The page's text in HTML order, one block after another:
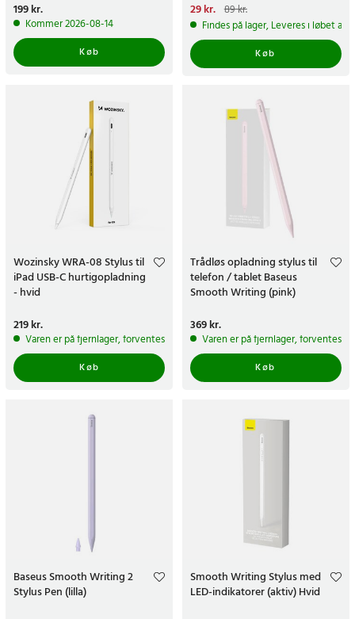
Pris:199 kr.
199 kr.
Kommer 2026-08-14
Køb
Nuværende pris
pris:89 kr.
29 kr. 89 kr.
Findes på lager, Leveres i løbet af
Køb
Wozinsky WRA-08 Stylus til
iPad USB-C hurtigopladning
- hvid
Pris:219 kr.
219 kr.
Varen er på fjernlager, forventes at blive sendt inden for 5-7 hverdage
Køb
Trådløs opladning stylus til
telefon / tablet Baseus
Smooth Writing (pink)
Pris:369 kr.
369 kr.
Varen er på fjernlager, forventes
Køb
Baseus Smooth Writing 2
Stylus Pen (lilla)
Smooth Writing Stylus med
LED-indikatorer (aktiv) Hvid